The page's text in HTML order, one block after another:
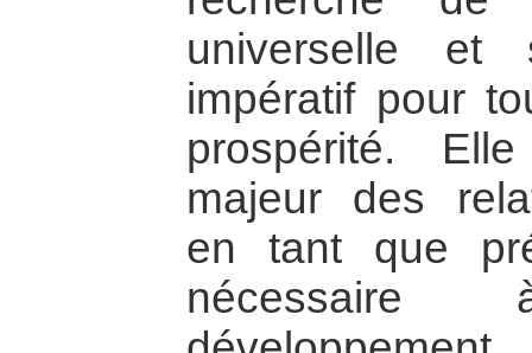
universelle et
impératif pour
prospérité.
majeur des
en tant que